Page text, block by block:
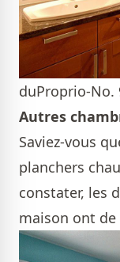
duProprio-No.
Autres
Saviez-vous
planchers
constater, les
maison ont